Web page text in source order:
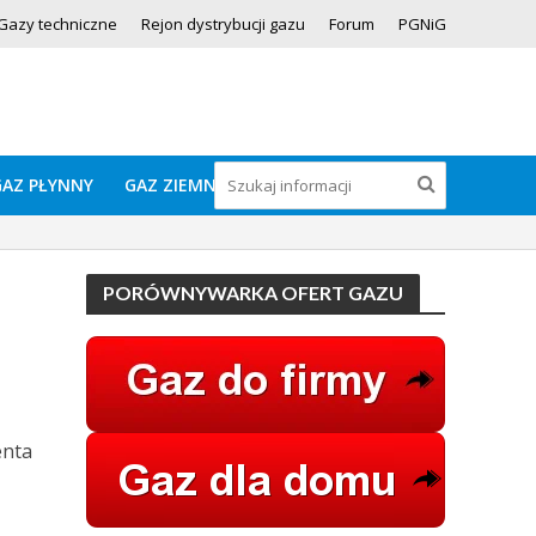
techniczne Rejon dystrybucji gazu Forum PGNiG
PŁYNNY GAZ ZIEMNY
PORÓWNYWARKA OFERT GAZU